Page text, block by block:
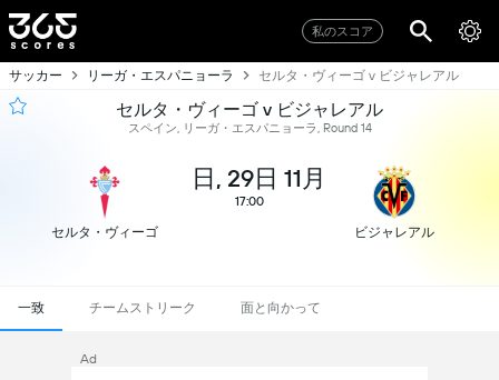
私のスコア
サッカー リーガ・エスパニョーラ セルタ・ヴィーゴ v ビジャレアル
セルタ・ヴィーゴ v ビジャレアル
スペイン, リーガ・エスパニョーラ, Round 14
セルタ・ヴィーゴ
日, 29日 11月
17:00
ビジャレアル
一致 チームストリーク 面と向かって
Ad